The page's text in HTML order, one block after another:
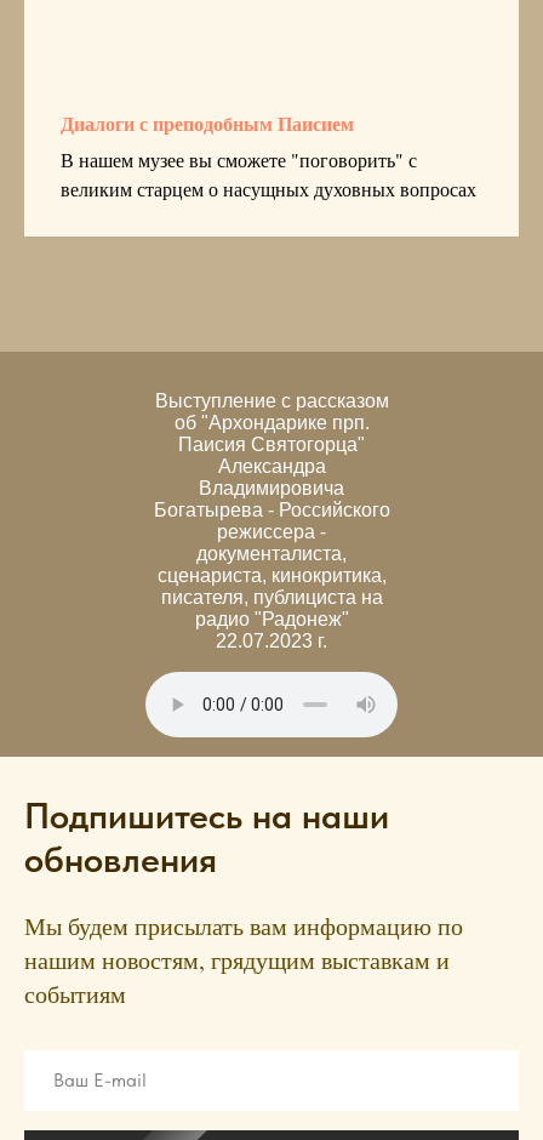
Диалоги с преподобным Паисием
В нашем музее вы сможете "поговорить" с
великим старцем о насущных духовных вопросах
Выступление с рассказом
об "Архондарике прп.
Паисия Святогорца"
Александра
Владимировича
Богатырева - Российского
режиссера -
документалиста,
сценариста, кинокритика,
писателя, публициста на
радио "Радонеж"
22.07.2023 г.
Подпишитесь на наши
обновления
Мы будем присылать вам информацию по
нашим новостям, грядущим выставкам и
событиям